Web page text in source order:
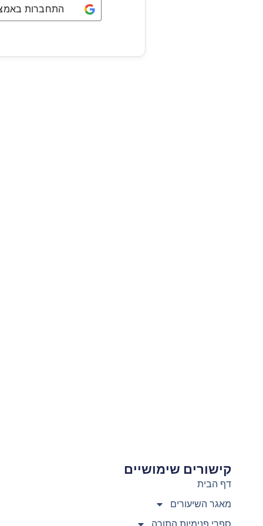
התחברות
קישורים שימושיים
דף הבית
מאגר השיעורים